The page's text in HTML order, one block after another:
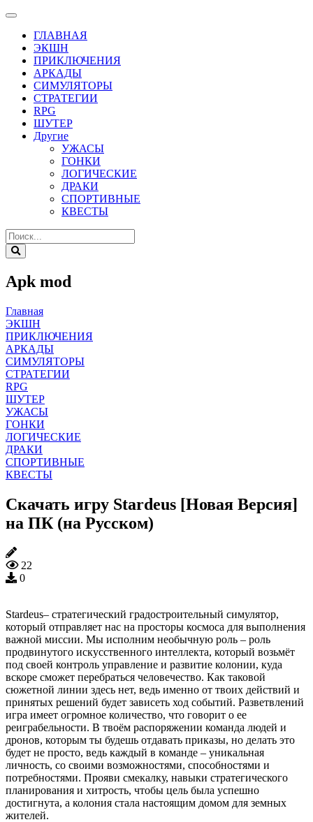
ГЛАВНАЯ
ЭКШН
ПРИКЛЮЧЕНИЯ
АРКАДЫ
СИМУЛЯТОРЫ
СТРАТЕГИИ
RPG
ШУТЕР
Другие
УЖАСЫ
ГОНКИ
ЛОГИЧЕСКИЕ
ДРАКИ
СПОРТИВНЫЕ
КВЕСТЫ
Apk mod
Главная
ЭКШН
ПРИКЛЮЧЕНИЯ
АРКАДЫ
СИМУЛЯТОРЫ
СТРАТЕГИИ
RPG
ШУТЕР
УЖАСЫ
ГОНКИ
ЛОГИЧЕСКИЕ
ДРАКИ
СПОРТИВНЫЕ
КВЕСТЫ
Скачать игру Stardeus [Новая Версия]
на ПК (на Русском)
22
0
Stardeus– стратегический градостроительный симулятор,
который отправляет нас на просторы космоса для выполнения
важной миссии. Мы исполним необычную роль – роль
продвинутого искусственного интеллекта, который возьмёт
под своей контроль управление и развитие колонии, куда
вскоре сможет перебраться человечество. Как таковой
сюжетной линии здесь нет, ведь именно от твоих действий и
принятых решений будет зависеть ход событий. Разветвлений
игра имеет огромное количество, что говорит о ее
реиграбельности. В твоём распоряжении команда людей и
дронов, которым ты будешь отдавать приказы, но делать это
будет не просто, ведь каждый в команде – уникальная
личность, со своими возможностями, способностями и
потребностями. Прояви смекалку, навыки стратегического
планирования и хитрость, чтобы цель была успешно
достигнута, а колония стала настоящим домом для земных
жителей.